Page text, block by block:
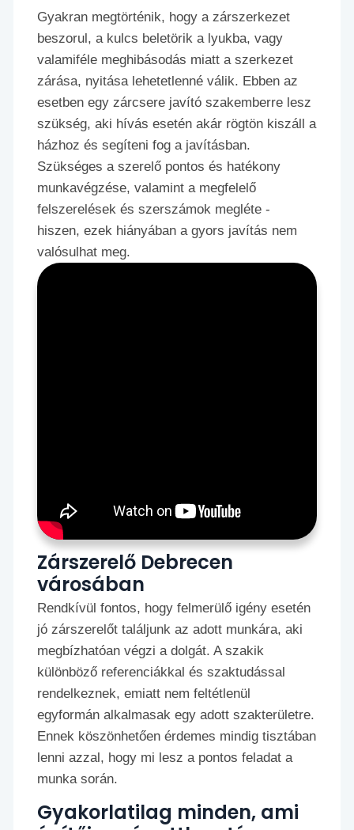
Gyakran megtörténik, hogy a zárszerkezet
beszorul, a kulcs beletörik a lyukba, vagy
valamiféle meghibásodás miatt a szerkezet
zárása, nyitása lehetetlenné válik. Ebben az
esetben egy zárcsere javító szakemberre lesz
szükség, aki hívás esetén akár rögtön kiszáll a
házhoz és segíteni fog a javításban.
Szükséges a szerelő pontos és hatékony
munkavégzése, valamint a megfelelő
felszerelések és szerszámok megléte -
hiszen, ezek hiányában a gyors javítás nem
valósulhat meg.
Zárszerelő Debrecen
városában
Rendkívül fontos, hogy felmerülő igény esetén
jó zárszerelőt találjunk az adott munkára, aki
megbízhatóan végzi a dolgát. A szakik
különböző referenciákkal és szaktudással
rendelkeznek, emiatt nem feltétlenül
egyformán alkalmasak egy adott szakterületre.
Ennek köszönhetően érdemes mindig tisztában
lenni azzal, hogy mi lesz a pontos feladat a
munka során.
Gyakorlatilag minden, ami